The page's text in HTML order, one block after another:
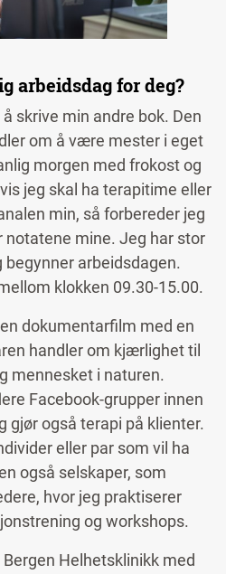
arbeidsdag for deg?
skrive min andre bok. Den
om å være mester i eget
morgen med frokost og
jeg skal ha terapitime eller
min, så forbereder jeg
notatene mine. Jeg har stor
arbeidsdagen.
klokken 09.30-15.00.
dokumentarfilm med en
handler om kjærlighet til
mennesket i naturen.
Facebook-grupper innen
gjør også terapi på klienter.
eller par som vil ha
også selskaper, som
hvor jeg praktiserer
og workshops.
Helhetsklinikk med